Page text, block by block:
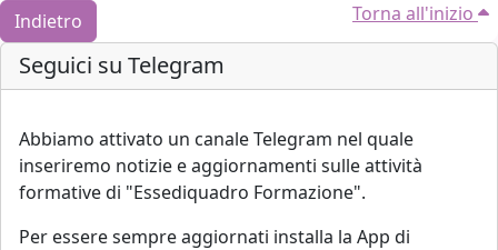
Indietro Torna all'inizio
Blocchi
Salta Seguici su Telegram
Seguici su Telegram
Abbiamo attivato un canale Telegram nel quale
inseriremo notizie e aggiornamenti sulle attività
formative di "Essediquadro Formazione".
Per essere sempre aggiornati installa la App di